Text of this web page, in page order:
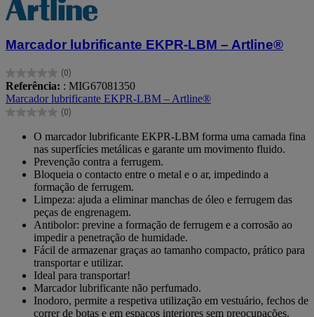
Marcador lubrificante EKPR-LBM – Artline®
(0)
0.0
em
5
estrelas.
Referência: : MIG67081350
Marcador lubrificante EKPR-LBM – Artline®
(0)
0.0
estrelas.
O marcador lubrificante EKPR-LBM forma uma camada fina
nas superfícies metálicas e garante um movimento fluido.
Prevenção contra a ferrugem.
Bloqueia o contacto entre o metal e o ar, impedindo a
formação de ferrugem.
Limpeza: ajuda a eliminar manchas de óleo e ferrugem das
peças de engrenagem.
Antibolor: previne a formação de ferrugem e a corrosão ao
impedir a penetração de humidade.
Fácil de armazenar graças ao tamanho compacto, prático para
transportar e utilizar.
Ideal para transportar!
Marcador lubrificante não perfumado.
Inodoro, permite a respetiva utilização em vestuário, fechos de
correr de botas e em espaços interiores sem preocupações.